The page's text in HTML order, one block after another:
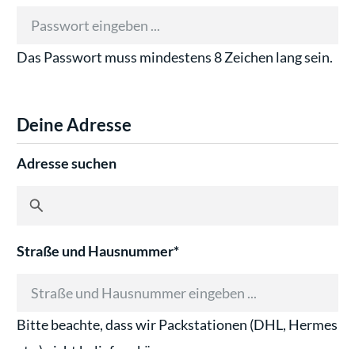
Das Passwort muss mindestens 8 Zeichen lang sein.
Deine Adresse
Adresse suchen
Straße und Hausnummer*
Bitte beachte, dass wir Packstationen (DHL, Hermes